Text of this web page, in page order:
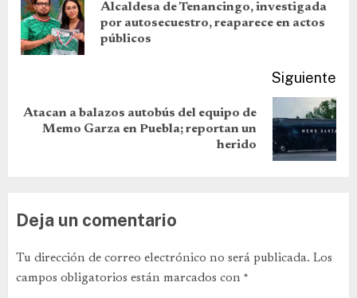
Alcaldesa de Tenancingo, investigada
por autosecuestro, reaparece en actos
públicos
Siguiente
Atacan a balazos autobús del equipo de
Memo Garza en Puebla; reportan un
herido
Deja un comentario
Tu dirección de correo electrónico no será publicada. Los
campos obligatorios están marcados con *